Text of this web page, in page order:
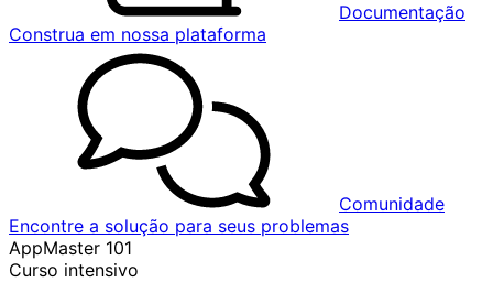
Documentação
Construa em nossa plataforma
Comunidade
Encontre a solução para seus problemas
AppMaster 101
Curso intensivo